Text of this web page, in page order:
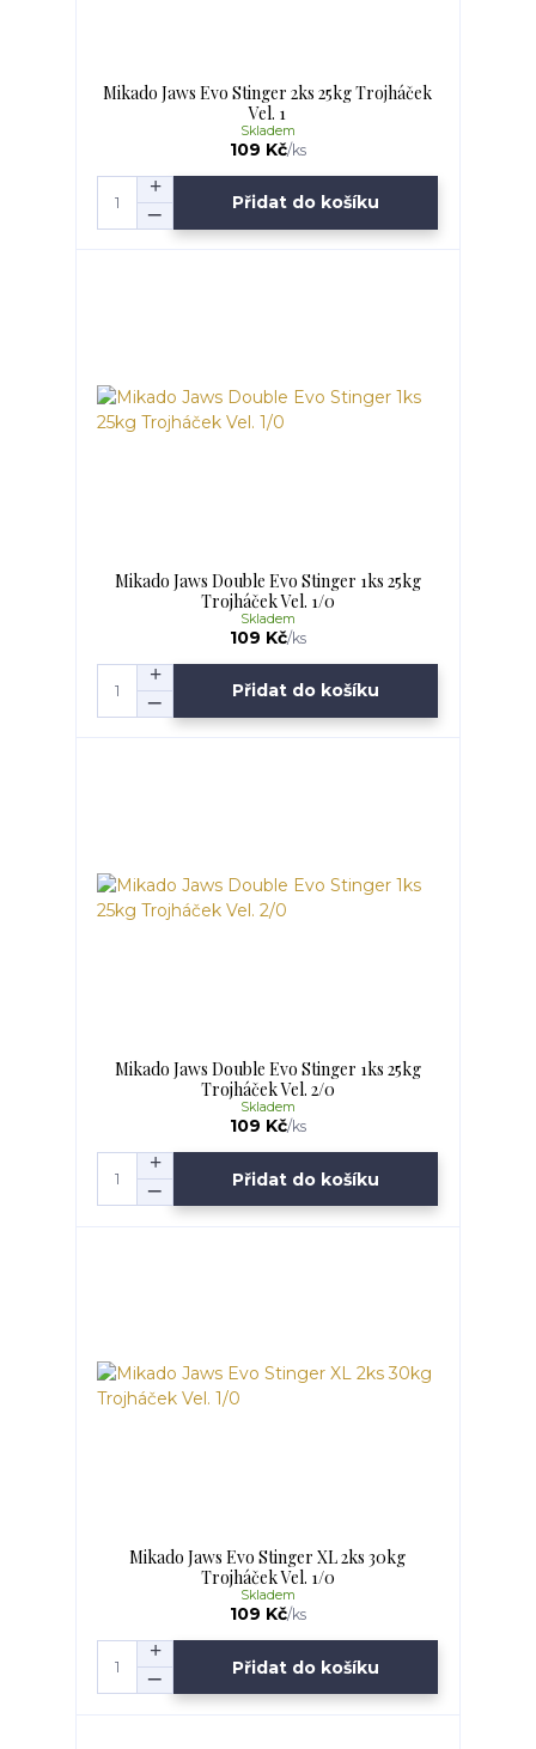
Mikado Jaws Evo Stinger 2ks 25kg Trojháček
Vel. 1
109 Kč/ks
Skladem
Přidat do košíku
Mikado Jaws Double Evo Stinger 1ks 25kg
Trojháček Vel. 1/0
109 Kč/ks
Skladem
Přidat do košíku
Mikado Jaws Double Evo Stinger 1ks 25kg
Trojháček Vel. 2/0
109 Kč/ks
Skladem
Přidat do košíku
Mikado Jaws Evo Stinger XL 2ks 30kg
Trojháček Vel. 1/0
109 Kč/ks
Skladem
Přidat do košíku